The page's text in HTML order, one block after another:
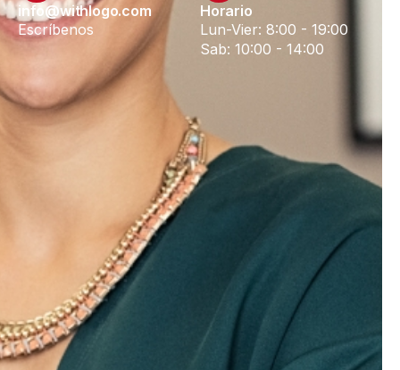
info@withlogo.com
Escríbenos
Horario
Lun-Vier: 8:00 - 19:00
Sab: 10:00 - 14:00